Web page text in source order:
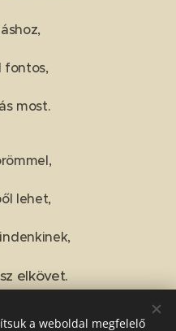
fontos,
most.
lehet,
elkövet.
a weboldal megfelelő